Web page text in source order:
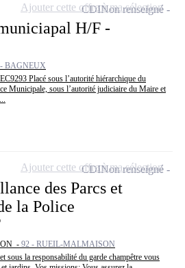
H/F -
BAGNEUX
Placé sous l’autorité hiérarchique du
Municipale, sous l’autorité judiciaire du Maire et
CDINon renseigné
Ajouter cette offre à ma sélection
des Parcs et
la Police
- 92 - RUEIL-MALMAISON
sous la responsabilité du garde champêtre vous
CDINon renseigné
Ajouter cette offre à ma sélection